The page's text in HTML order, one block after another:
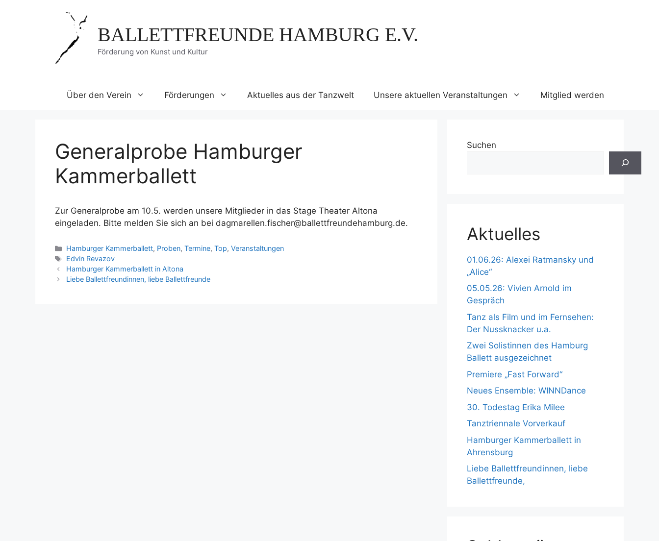
BALLETTFREUNDE HAMBURG E.V.
Förderung von Kunst und Kultur
Über den Verein Förderungen Aktuelles aus der Tanzwelt Unsere aktuellen Veranstaltungen Mitglied werden
Generalprobe Hamburger
Kammerballett
Zur Generalprobe am 10.5. werden unsere Mitglieder in das Stage Theater Altona
eingeladen. Bitte melden Sie sich an bei dagmarellen.fischer@ballettfreundehamburg.de.
Kategorien
Hamburger Kammerballett, Proben,Termine,Top,Veranstaltungen
Schlagwörter
Edvin Revazov
Hamburger Kammerballett in Altona
Liebe Ballettfreundinnen, liebe Ballettfreunde
Suchen
Aktuelles
01.06.26: Alexei Ratmansky und
„Alice“
05.05.26: Vivien Arnold im
Gespräch
Tanz als Film und im Fernsehen:
Der Nussknacker u.a.
Zwei Solistinnen des Hamburg
Ballett ausgezeichnet
Premiere „Fast Forward“
Neues Ensemble: WINNDance
30. Todestag Erika Milee
Tanztriennale Vorverkauf
Hamburger Kammerballett in
Ahrensburg
Liebe Ballettfreundinnen, liebe
Ballettfreunde,